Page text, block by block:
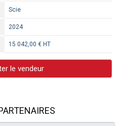
Scie
2024
15 042,00 € HT
le vendeur